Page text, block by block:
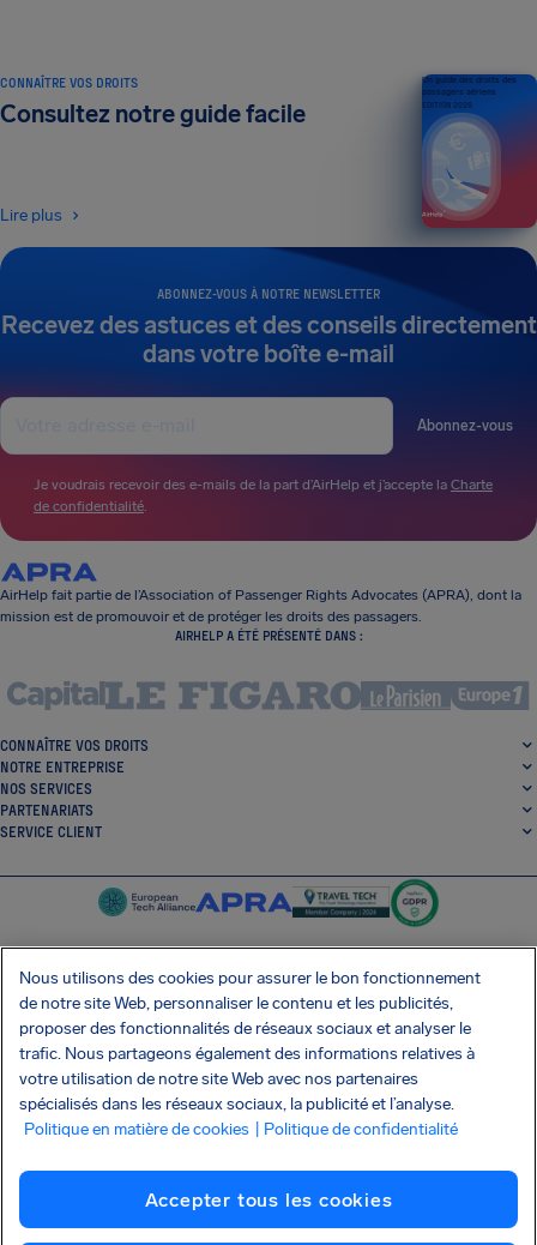
ABONNEZ-VOUS À NOTRE NEWSLETTER
Recevez des astuces et des conseils directement
dans votre boîte e-mail
Abonnez-vous
Je voudrais recevoir des e-mails de la part d’AirHelp et j’accepte la Charte
de confidentialité.
CONNAÎTRE VOS DROITS
Consultez notre guide facile
Lire plus
Un guide des droits des
passagers aériens
ÉDITION 2026
AirHelp fait partie de l’Association of Passenger Rights Advocates (APRA), dont la
mission est de promouvoir et de protéger les droits des passagers.
AIRHELP A ÉTÉ PRÉSENTÉ DANS :
CONNAÎTRE VOS DROITS
NOTRE ENTREPRISE
NOS SERVICES
PARTENARIATS
SERVICE CLIENT
SocialFacebook
SocialTwitter
SocialInstagram
SocialLinkedin
OBTENEZ NOTRE APPLI GRATUITE
Politique de confidentialité Cookies Imprint
Attaque de la chaîne d'approvisionnement Shai-Hulud
Nous utilisons des cookies pour assurer le bon fonctionnement
de notre site Web, personnaliser le contenu et les publicités,
proposer des fonctionnalités de réseaux sociaux et analyser le
trafic. Nous partageons également des informations relatives à
votre utilisation de notre site Web avec nos partenaires
spécialisés dans les réseaux sociaux, la publicité et l’analyse.
Politique en matière de cookies
| Politique de confidentialité
Accepter tous les cookies